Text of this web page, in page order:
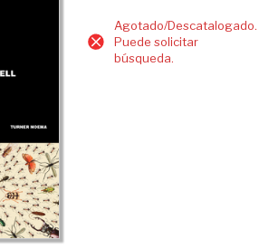
Agotado/Descatalogado.
Puede solicitar
búsqueda.